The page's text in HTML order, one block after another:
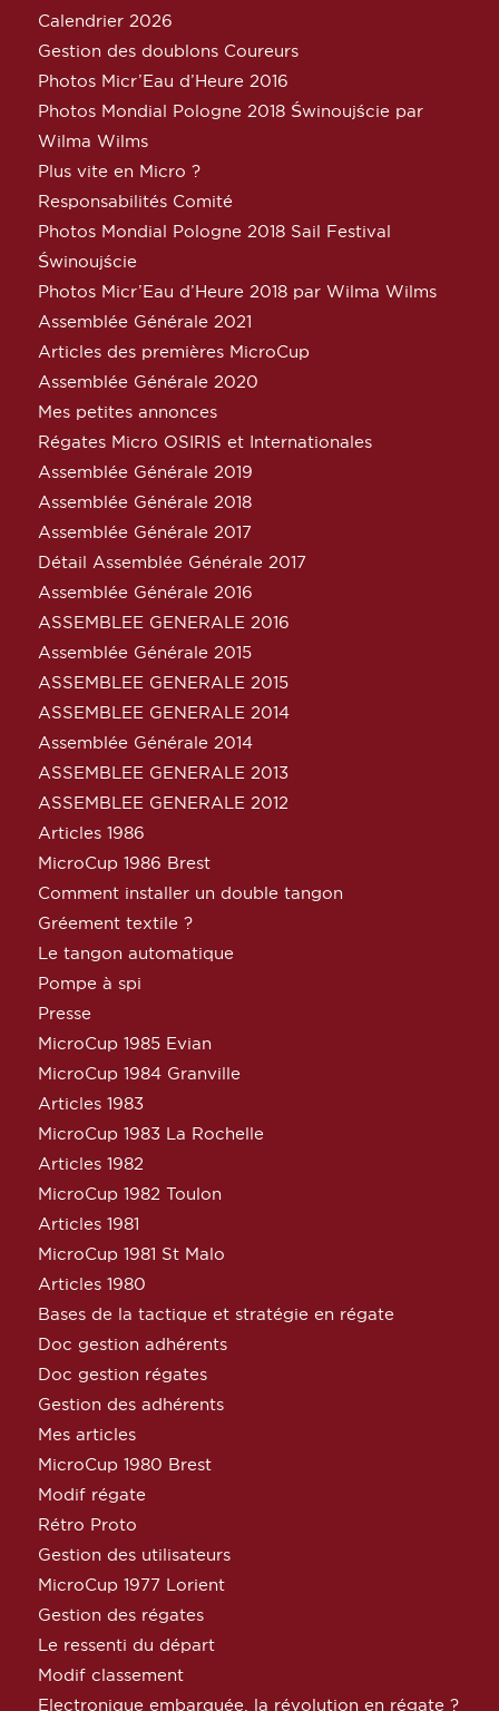
Calendrier 2026
Gestion des doublons Coureurs
Photos Micr’Eau d’Heure 2016
Photos Mondial Pologne 2018 Świnoujście par
Wilma Wilms
Plus vite en Micro ?
Responsabilités Comité
Photos Mondial Pologne 2018 Sail Festival
Świnoujście
Photos Micr’Eau d’Heure 2018 par Wilma Wilms
Assemblée Générale 2021
Articles des premières MicroCup
Assemblée Générale 2020
Mes petites annonces
Régates Micro OSIRIS et Internationales
Assemblée Générale 2019
Assemblée Générale 2018
Assemblée Générale 2017
Détail Assemblée Générale 2017
Assemblée Générale 2016
ASSEMBLEE GENERALE 2016
Assemblée Générale 2015
ASSEMBLEE GENERALE 2015
ASSEMBLEE GENERALE 2014
Assemblée Générale 2014
ASSEMBLEE GENERALE 2013
ASSEMBLEE GENERALE 2012
Articles 1986
MicroCup 1986 Brest
Comment installer un double tangon
Gréement textile ?
Le tangon automatique
Pompe à spi
Presse
MicroCup 1985 Evian
MicroCup 1984 Granville
Articles 1983
MicroCup 1983 La Rochelle
Articles 1982
MicroCup 1982 Toulon
Articles 1981
MicroCup 1981 St Malo
Articles 1980
Bases de la tactique et stratégie en régate
Doc gestion adhérents
Doc gestion régates
Gestion des adhérents
Mes articles
MicroCup 1980 Brest
Modif régate
Rétro Proto
Gestion des utilisateurs
MicroCup 1977 Lorient
Gestion des régates
Le ressenti du départ
Modif classement
Electronique embarquée, la révolution en régate ?